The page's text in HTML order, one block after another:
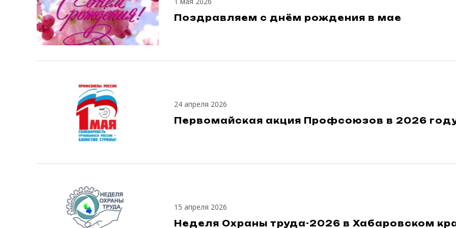
Поздравляем с днём рождения в мае
24 апреля 2026
Первомайская акция Профсоюзов в 2026
15 апреля 2026
Неделя Охраны труда-2026 в Хабаровском